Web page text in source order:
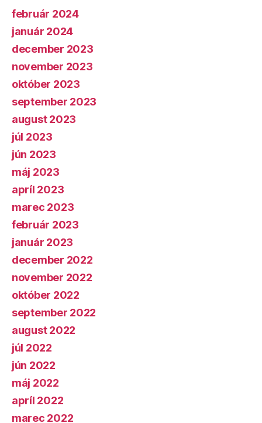
február 2024
január 2024
december 2023
november 2023
október 2023
september 2023
august 2023
júl 2023
jún 2023
máj 2023
apríl 2023
marec 2023
február 2023
január 2023
december 2022
november 2022
október 2022
september 2022
august 2022
júl 2022
jún 2022
máj 2022
apríl 2022
marec 2022